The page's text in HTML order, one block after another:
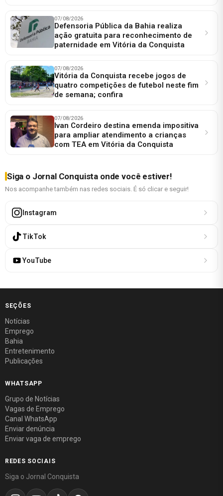
07/08/2026
Defensoria Pública da Bahia realiza
ação gratuita para reconhecimento de
paternidade em Vitória da Conquista
07/08/2026
Vitória da Conquista recebe jogos de
quatro competições de futebol neste fim
de semana; confira
07/08/2026
Ivan Cordeiro destina emenda impositiva
para ampliar atendimento a crianças
com TEA em Vitória da Conquista
Siga o Jornal Conquista onde você estiver!
Nos acompanhe também nas redes sociais. É só clicar e seguir!
Instagram
TikTok
YouTube
SEÇÕES
Notícias
Emprego
Bahia
Entretenimento
Publicações
WHATSAPP
Grupo de Notícias
Vagas de Emprego
Canal WhatsApp
Enviar denúncia
Enviar vaga de emprego
REDES SOCIAIS
Siga o Jornal Conquista